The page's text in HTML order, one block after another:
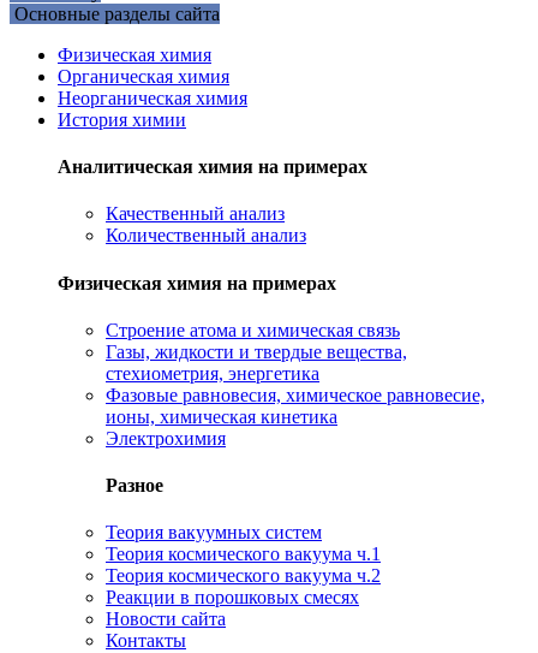
Основные разделы сайта
Физическая химия
Органическая химия
Неорганическая химия
История химии
Аналитическая химия на примерах
Качественный анализ
Количественный анализ
Физическая химия на примерах
Cтроение атома и химическая связь
Газы, жидкости и твердые вещества,
стехиометрия, энергетика
Фазовые равновесия, химическое равновесие,
ионы, химическая кинетика
Электрохимия
Разное
Теория вакуумных систем
Теория космического вакуума ч.1
Теория космического вакуума ч.2
Реакции в порошковых смесях
Новости сайта
Контакты